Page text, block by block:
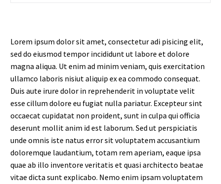
Lorem ipsum dolor sit amet, consectetur adi pisicing elit,
sed do eiusmod tempor incididunt ut labore et dolore
magna aliqua. Ut enim ad minim veniam, quis exercitation
ullamco laboris nisiut aliquip ex ea commodo consequat.
Duis aute irure dolor in reprehenderit in voluptate velit
esse cillum dolore eu fugiat nulla pariatur. Excepteur sint
occaecat cupidatat non proident, sunt in culpa qui officia
deserunt mollit anim id est laborum. Sed ut perspiciatis
unde omnis iste natus error sit voluptatem accusantium
doloremque laudantium, totam rem aperiam, eaque ipsa
quae ab illo inventore veritatis et quasi architecto beatae
vitae dicta sunt explicabo. Nemo enim ipsam voluptatem